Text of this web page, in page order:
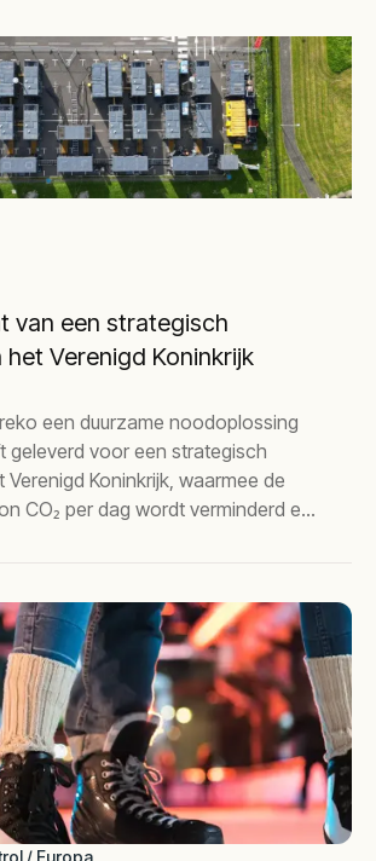
van een strategisch
Verenigd Koninkrijk
een duurzame noodoplossing
geleverd voor een strategisch
Koninkrijk, waarmee de
CO₂ per dag wordt verminderd en
/ Europa